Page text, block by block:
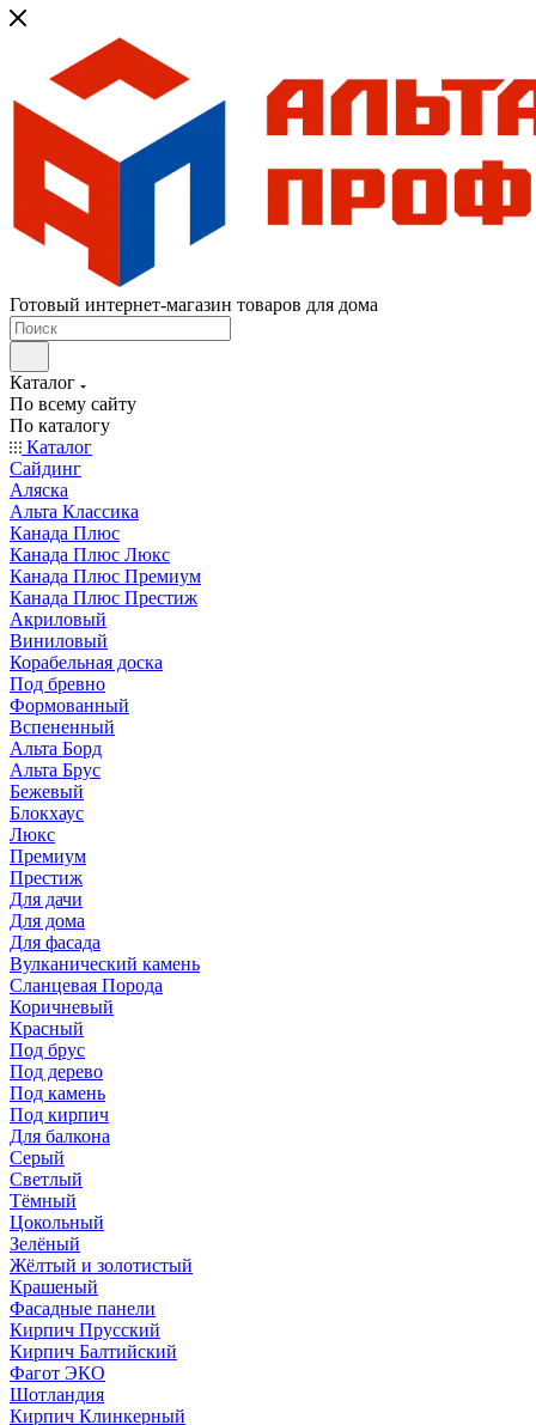
Готовый интернет-магазин товаров для дома
Каталог
По всему сайту
По каталогу
Каталог
Сайдинг
Аляска
Альта Классика
Канада Плюс
Канада Плюс Люкс
Канада Плюс Премиум
Канада Плюс Престиж
Акриловый
Виниловый
Корабельная доска
Под бревно
Формованный
Вспененный
Альта Борд
Альта Брус
Бежевый
Блокхаус
Люкс
Премиум
Престиж
Для дачи
Для дома
Для фасада
Вулканический камень
Сланцевая Порода
Коричневый
Красный
Под брус
Под дерево
Под камень
Под кирпич
Для балкона
Серый
Светлый
Тёмный
Цокольный
Зелёный
Жёлтый и золотистый
Крашеный
Фасадные панели
Кирпич Прусский
Кирпич Балтийский
Фагот ЭКО
Шотландия
Кирпич Клинкерный